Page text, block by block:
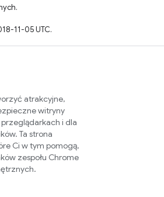
11-05 UTC.
atrakcyjne,
witryny
i dla
Ta strona
Ci w tym pomogą,
zespołu Chrome